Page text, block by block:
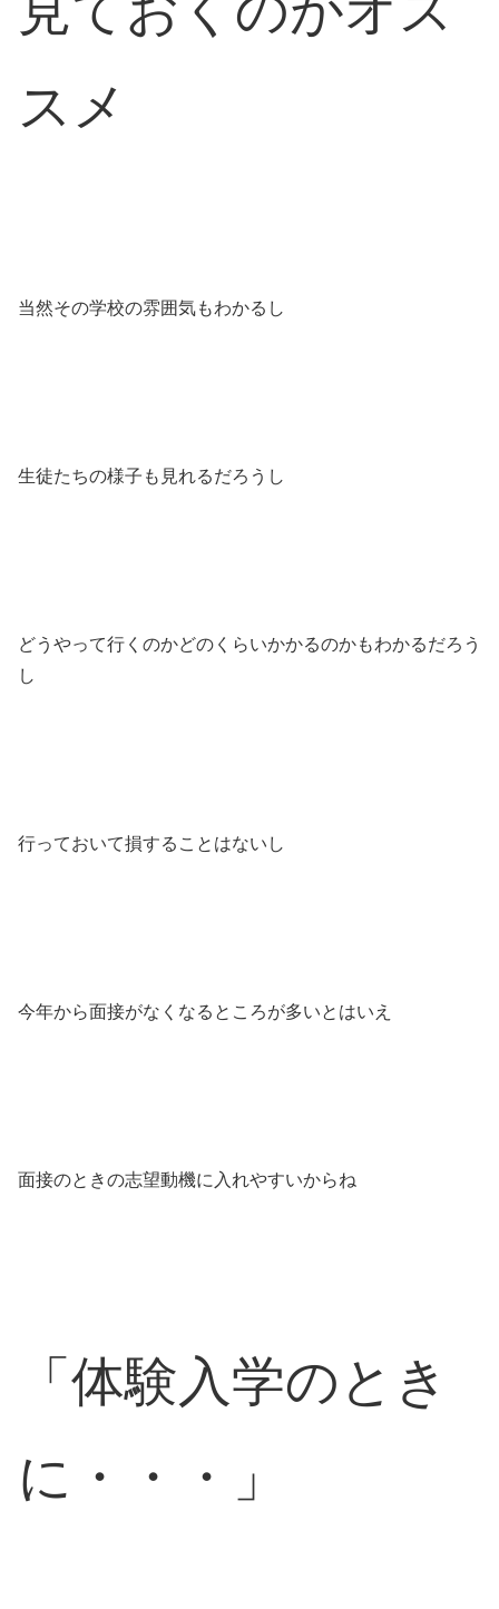
スメ
当然その学校の雰囲気もわかるし
生徒たちの様子も見れるだろうし
どうやって行くのかどのくらいかかるのかもわかるだろう
し
行っておいて損することはないし
今年から面接がなくなるところが多いとはいえ
面接のときの志望動機に入れやすいからね
「体験入学のとき
に・・・」